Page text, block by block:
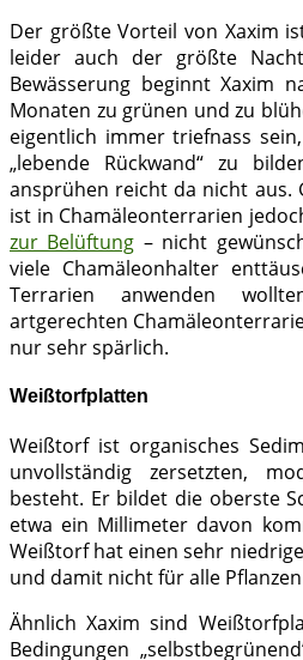
Der größte Vorteil von Xaxim
leider auch der größte
Bewässerung beginnt Xaxim
Monaten zu grünen und zu
eigentlich immer triefnass
„lebende Rückwand“ zu
ansprühen reicht da nicht aus.
ist in Chamäleonterrarien
zur Belüftung – nicht
viele Chamäleonhalter
Terrarien anwenden
artgerechten
nur sehr spärlich.
Weißtorfplatten
Weißtorf ist organisches
unvollständig zersetzten,
besteht. Er bildet die oberste
etwa ein Millimeter davon
Weißtorf hat einen sehr
und damit nicht für alle
Ähnlich Xaxim sind
Bedingungen